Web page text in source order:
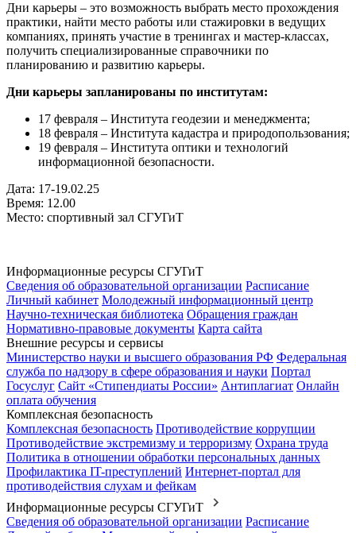
Дни карьеры – это возможность выбрать место прохождения
практики, найти место работы или стажировки в ведущих
компаниях, принять участие в тренингах и мастер-классах,
получить специализированные справочники по
планированию и развитию карьеры.
Дни карьеры запланированы по институтам:
17 февраля – Института геодезии и менеджмента;
18 февраля – Института кадастра и природопользования;
19 февраля – Института оптики и технологий
информационной безопасности.
Дата: 17-19.02.25
Время: 12.00
Место: спортивный зал СГУГиТ
Информационные ресурсы СГУГиТ
Сведения об образовательной организации Расписание
Личный кабинет Молодежный информационный центр
Научно-техническая библиотека Обращения граждан
Нормативно-правовые документы Карта сайта
Внешние ресурсы и сервисы
Министерство науки и высшего образования РФ Федеральная
служба по надзору в сфере образования и науки Портал
Госуслуг Сайт «Стипендиаты России» Антиплагиат Онлайн
оплата обучения
Комплексная безопасность
Комплексная безопасность Противодействие коррупции
Противодействие экстремизму и терроризму Охрана труда
Политика в отношении обработки персональных данных
Профилактика IT-преступлений Интернет-портал для
противодействия слухам и фейкам
Информационные ресурсы СГУГиТ
Сведения об образовательной организации Расписание